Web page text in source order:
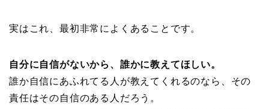
実はこれ、最初非常によくあることです。
自分に自信がないから、誰かに教えてほしい。
誰か自信にあふれてる人が教えてくれるのなら、その
責任はその自信のある人だろう。